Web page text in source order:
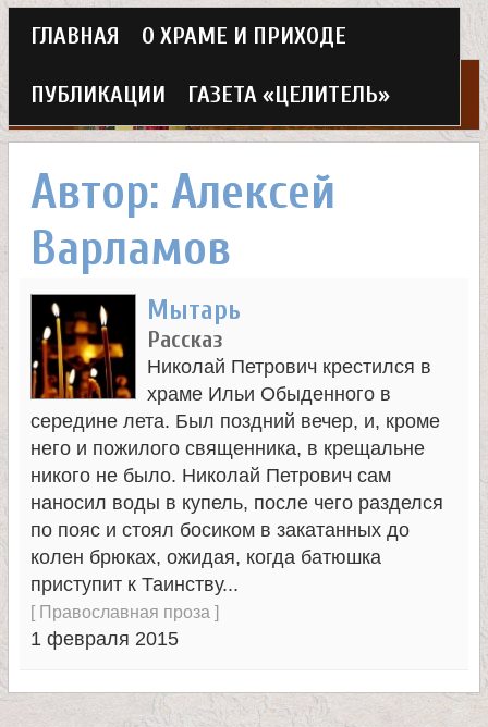
Перейти
к
основному
содержанию
Х
р
м
в
е
л
и
к
Г
л
а
н
о
е
м
е
н
ю
ГЛАВНАЯ О ХРАМЕ И ПРИХОДЕ
ПУБЛИКАЦИИ ГАЗЕТА «ЦЕЛИТЕЛЬ»
Автор: Алексей
Варламов
Мытарь
Рассказ
Николай Петрович крестился в
храме Ильи Обыденного в
середине лета. Был поздний вечер, и, кроме
него и пожилого священника, в крещальне
никого не было. Николай Петрович сам
наносил воды в купель, после чего разделся
по пояс и стоял босиком в закатанных до
колен брюках, ожидая, когда батюшка
приступит к Таинству...
[ Православная проза ]
1 февраля 2015